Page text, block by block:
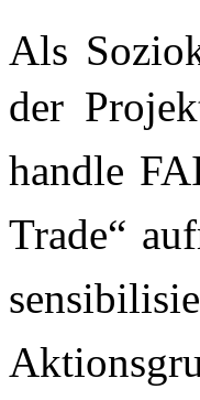
Als
der
handle
Trade“